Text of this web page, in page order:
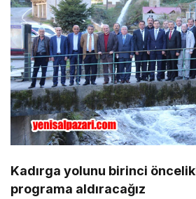
Kadırga yolunu birinci
programa aldıracağız